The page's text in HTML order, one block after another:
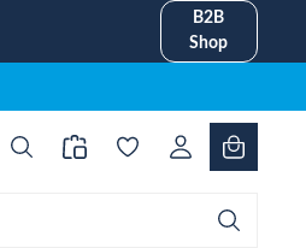
B2B
Shop